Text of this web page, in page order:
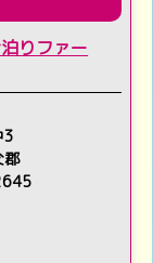
りファー
3
郡